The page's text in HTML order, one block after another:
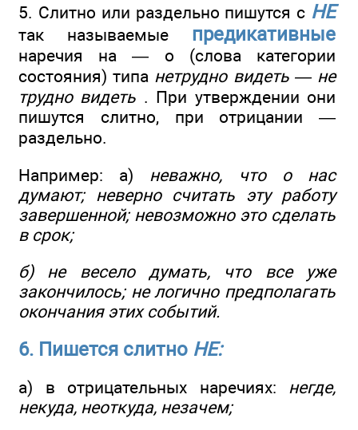
5. Слитно или раздельно пишутся с НЕ
так называемые предикативные
наречия на — о (слова категории
состояния) типа нетрудно видеть — не
трудно видеть . При утверждении они
пишутся слитно, при отрицании —
раздельно.
Например: а) неважно, что о нас
думают; неверно считать эту работу
завершенной; невозможно это сделать
в срок;
б) не весело думать, что все уже
закончилось; не логично предполагать
окончания этих событий.
6. Пишется слитно НЕ:
а) в отрицательных наречиях: негде,
некуда, неоткуда, незачем;